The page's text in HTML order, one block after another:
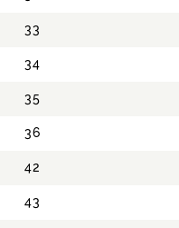
33
34
35
36
42
43